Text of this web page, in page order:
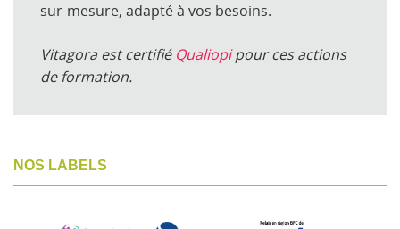
sur-mesure, adapté à vos besoins.
Vitagora est certifié Qualiopipour ces actions
de formation.
NOS LABELS